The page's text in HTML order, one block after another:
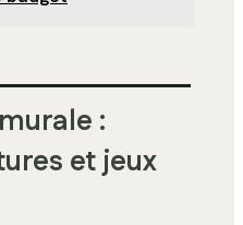
:
et jeux